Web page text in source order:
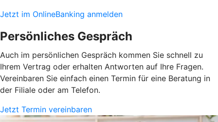
Jetzt im OnlineBanking anmelden
Persönliches Gespräch
Auch im persönlichen Gespräch kommen Sie schnell zu
Ihrem Vertrag oder erhalten Antworten auf Ihre Fragen.
Vereinbaren Sie einfach einen Termin für eine Beratung in
der Filiale oder am Telefon.
Jetzt Termin vereinbaren